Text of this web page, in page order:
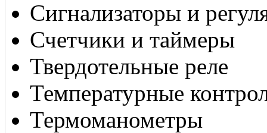
Сигнализаторы и
Счетчики и таймеры
Твердотельные реле
Температурные
Термоманометры